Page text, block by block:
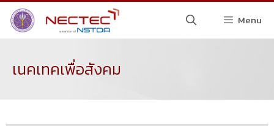
Menu
เนคเทคเพื่อสังคม